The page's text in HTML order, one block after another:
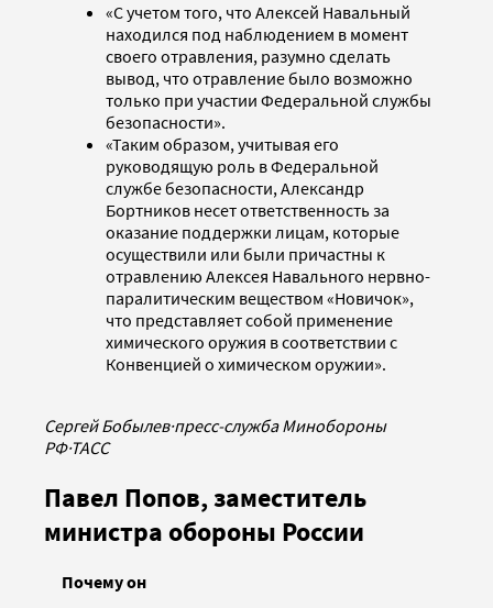
«С учетом того, что Алексей Навальный
находился под наблюдением в момент
своего отравления, разумно сделать
вывод, что отравление было возможно
только при участии Федеральной службы
безопасности».
«Таким образом, учитывая его
руководящую роль в Федеральной
службе безопасности, Александр
Бортников несет ответственность за
оказание поддержки лицам, которые
осуществили или были причастны к
отравлению Алексея Навального нервно-
паралитическим веществом «Новичок»,
что представляет собой применение
химического оружия в соответствии с
Конвенцией о химическом оружии».
Сергей Бобылев·пресс-служба Минобороны
РФ·ТАСС
Павел Попов, заместитель
министра обороны России
Почему он